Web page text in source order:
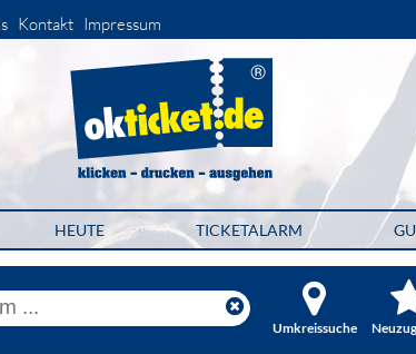
Kontakt Impressum
HEUTE TICKETALARM
Umkreissuche